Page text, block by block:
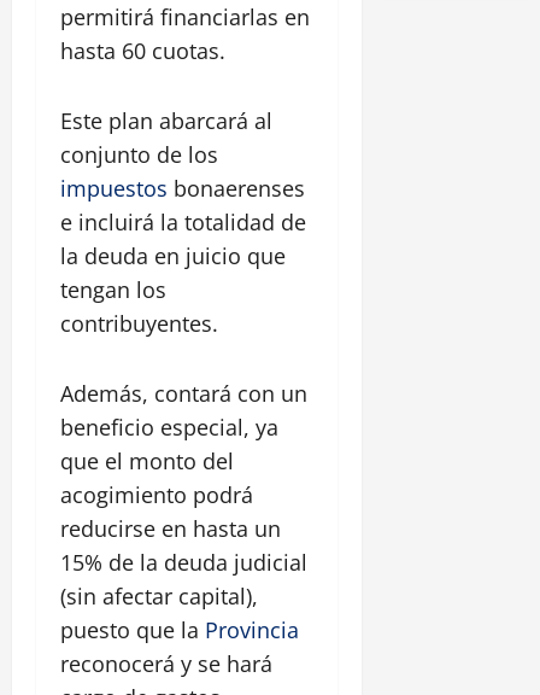
permitirá financiarlas en
hasta 60 cuotas.
Este plan abarcará al
conjunto de los
impuestos bonaerenses
e incluirá la totalidad de
la deuda en juicio que
tengan los
contribuyentes.
Además, contará con un
beneficio especial, ya
que el monto del
acogimiento podrá
reducirse en hasta un
15% de la deuda judicial
(sin afectar capital),
puesto que la Provincia
reconocerá y se hará